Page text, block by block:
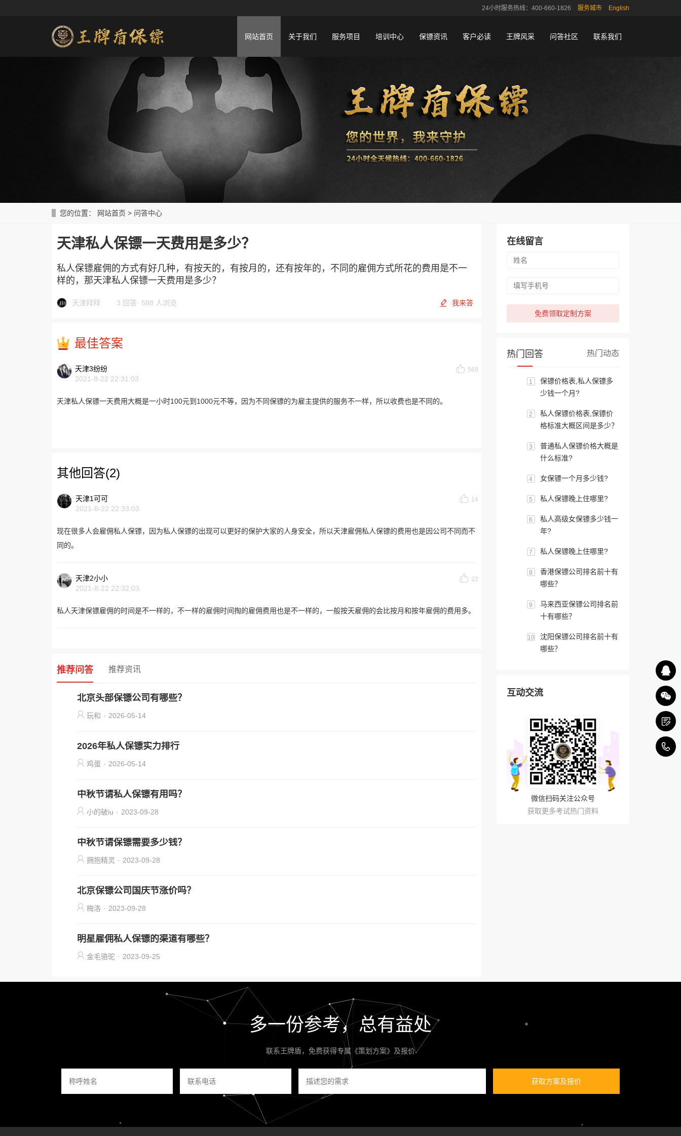
24小时服务热线：400-660-1826 服务城市 English
网站首页 关于我们 服务项目 培训中心 保镖资讯 客户必读 王牌风采 问答社区 联系我们
您的位置： 网站首页 > 问答中心
天津私人保镖一天费用是多少？
私人保镖雇佣的方式有好几种，有按天的，有按月的，还有按年的，不同的雇佣方式所花的费用是不一
样的，那天津私人保镖一天费用是多少？
天津拜拜 3 回答· 588 人浏览 我来答
最佳答案
天津3纷纷
2021-8-22 22:31:03
569
天津私人保镖一天费用大概是一小时100元到1000元不等，因为不同保镖的为雇主提供的服务不一样，所以收费也是不同的。
其他回答(2)
天津1可可
2021-8-22 22:33:03
14
现在很多人会雇佣私人保镖，因为私人保镖的出现可以更好的保护大家的人身安全，所以天津雇佣私人保镖的费用也是因公司不同而不
同的。
天津2小小
2021-8-22 22:32:03
22
私人天津保镖雇佣的时间是不一样的，不一样的雇佣时间掏的雇佣费用也是不一样的，一般按天雇佣的会比按月和按年雇佣的费用多。
推荐问答 推荐资讯
北京头部保镖公司有哪些？
玩和 · 2026-05-14
2026年私人保镖实力排行
鸡蛋 · 2026-05-14
中秋节请私人保镖有用吗？
小的破iu · 2023-09-28
中秋节请保镖需要多少钱？
拥抱精灵 · 2023-09-28
北京保镖公司国庆节涨价吗？
梅洛 · 2023-09-28
明星雇佣私人保镖的渠道有哪些？
金毛骆驼 · 2023-09-25
在线留言
免费领取定制方案
热门回答 热门动态
1
保镖价格表,私人保镖多
少钱一个月?
2
私人保镖价格表,保镖价
格标准大概区间是多少？
3
普通私人保镖价格大概是
什么标准?
4 女保镖一个月多少钱?
5 私人保镖晚上住哪里?
6
私人高级女保镖多少钱一
年?
7 私人保镖晚上住哪里?
8
香港保镖公司排名前十有
哪些？
9
马来西亚保镖公司排名前
十有哪些？
10
沈阳保镖公司排名前十有
哪些？
互动交流
微信扫码关注公众号
获取更多考试热门资料
多一份参考，总有益处
联系王牌盾，免费获得专属《策划方案》及报价
获取方案及报价